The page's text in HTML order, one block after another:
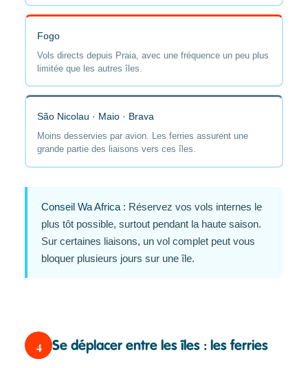
Fogo
Vols directs depuis Praia, avec une fréquence un peu plus
limitée que les autres îles.
São Nicolau · Maio · Brava
Moins desservies par avion. Les ferries assurent une
grande partie des liaisons vers ces îles.
Conseil Wa Africa : Réservez vos vols internes le
plus tôt possible, surtout pendant la haute saison.
Sur certaines liaisons, un vol complet peut vous
bloquer plusieurs jours sur une île.
4 Se déplacer entre les îles : les ferries